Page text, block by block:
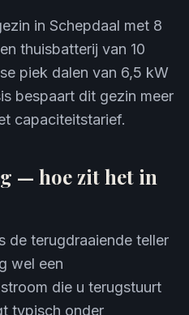
in Schepdaal met 8
thuisbatterij van 10
piek dalen van 6,5 kW
bespaart dit gezin meer
capaciteitstarief.
— hoe zit het in
de terugdraaiende teller
wel een
die u terugstuurt
typisch onder